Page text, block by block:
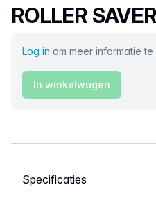
ROLLER
Log in om meer informatie te
In winkelwagen
Selecteer een tabblad